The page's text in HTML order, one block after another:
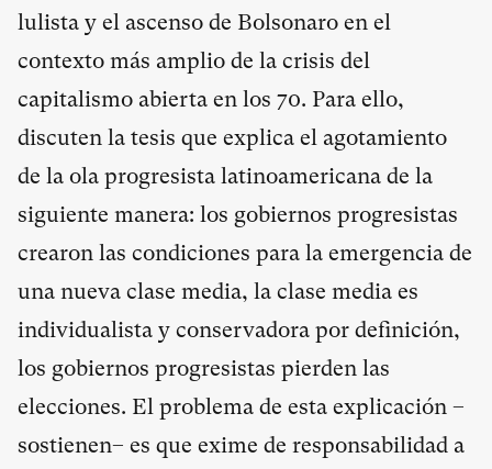
lulista y el ascenso de Bolsonaro en el
contexto más amplio de la crisis del
capitalismo abierta en los 70. Para ello,
discuten la tesis que explica el agotamiento
de la ola progresista latinoamericana de la
siguiente manera: los gobiernos progresistas
crearon las condiciones para la emergencia de
una nueva clase media, la clase media es
individualista y conservadora por definición,
los gobiernos progresistas pierden las
elecciones. El problema de esta explicación –
sostienen– es que exime de responsabilidad a